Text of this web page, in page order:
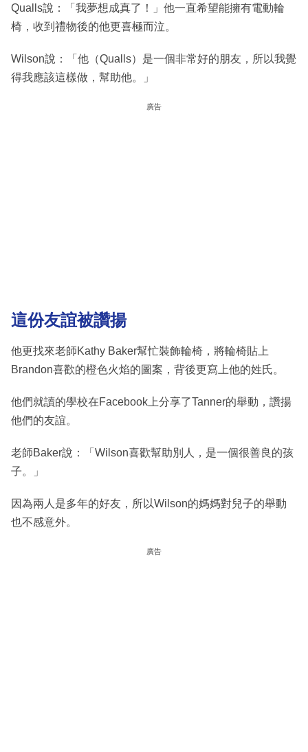
Qualls說：「我夢想成真了！」他一直希望能擁有電動輪
椅，收到禮物後的他更喜極而泣。
Wilson說：「他（Qualls）是一個非常好的朋友，所以我覺
得我應該這樣做，幫助他。」
廣告
這份友誼被讚揚
他更找來老師Kathy Baker幫忙裝飾輪椅，將輪椅貼上
Brandon喜歡的橙色火焰的圖案，背後更寫上他的姓氏。
他們就讀的學校在Facebook上分享了Tanner的舉動，讚揚
他們的友誼。
老師Baker說：「Wilson喜歡幫助別人，是一個很善良的孩
子。」
因為兩人是多年的好友，所以Wilson的媽媽對兒子的舉動
也不感意外。
廣告